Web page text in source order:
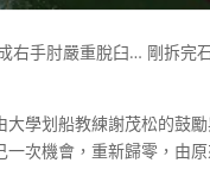
右手肘嚴重脫臼… 剛拆完
學划船教練謝茂松的鼓
次機會，重新歸零，由